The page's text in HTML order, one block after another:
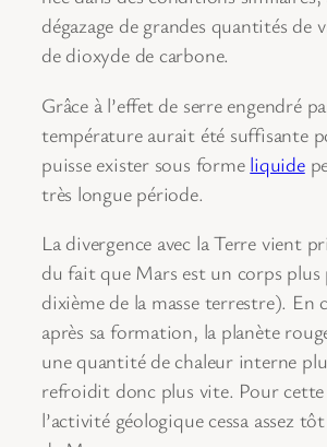
dégazage de grandes quantités de
de dioxyde de carbone.
Grâce à l’effet de serre engendré
température aurait été suffisante
puisse exister sous forme liquide
très longue période.
La divergence avec la Terre vient
du fait que Mars est un corps
dixième de la masse terrestre). En
après sa formation, la planète
une quantité de chaleur interne
refroidit donc plus vite. Pour
l’activité géologique cessa assez